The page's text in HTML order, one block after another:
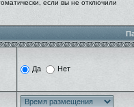
если вы не отключили
Да Нет